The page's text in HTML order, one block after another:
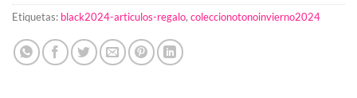
Etiquetas: black2024-articulos-regalo, coleccionotonoinvierno2024